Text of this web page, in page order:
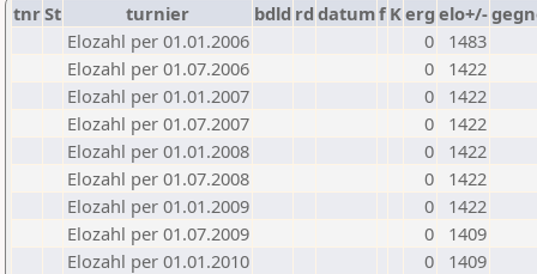
tnrSt turnier bdld rd datumf Kerg elo+/-
Elozahl per 01.01.2006
0
1483
Elozahl per 01.07.2006
0
1422
Elozahl per 01.01.2007
0
1422
Elozahl per 01.07.2007
0
1422
Elozahl per 01.01.2008
0
1422
Elozahl per 01.07.2008
0
1422
Elozahl per 01.01.2009
0
1422
Elozahl per 01.07.2009
0
1409
Elozahl per 01.01.2010
0
1409